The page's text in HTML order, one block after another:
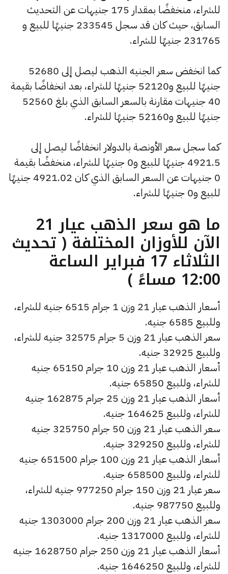
للشراء، منخفضًا بمقدار 175 جنيهات عن التحديث
السابق، حيث كان قد سجل 233545 جنيهًا للبيع و
231765 جنيهًا للشراء.
كما انخفض سعر الجنيه الذهب ليصل إلى 52680
جنيهًا للبيع و52120 جنيهًا للشراء، بعد انخفاضًا بقيمة
40 جنيهات مقارنة بالسعر السابق الذي بلغ 52560
جنيهًا للبيع و52160 جنيهًا للشراء.
كما سجل سعر الأونصة بالدولار انخفاضًا ليصل إلى
4921.5 جنيهًا للبيع و0 جنيهًا للشراء، منخفضًا بقيمة
0 جنيهات عن السعر السابق الذي كان 4921.02 جنيهًا
للبيع و0 جنيهًا للشراء.
ما هو سعر الذهب عيار 21
الآن للأوزان المختلفة ( تحديث
الثلاثاء 17 فبراير الساعة
12:00 مساءً )
أسعار الذهب عيار 21 وزن 1 جرام 6515 جنيه للشراء،
وللبيع 6585 جنيه.
سعر الذهب عيار 21 وزن 5 جرام 32575 جنيه للشراء،
وللبيع 32925 جنيه.
أسعار الذهب عيار 21 وزن 10 جرام 65150 جنيه
للشراء، وللبيع 65850 جنيه.
أسعار الذهب عيار 21 وزن 25 جرام 162875 جنيه
للشراء، وللبيع 164625 جنيه.
سعر الذهب عيار 21 وزن 50 جرام 325750 جنيه
للشراء، وللبيع 329250 جنيه.
أسعار الذهب عيار 21 وزن 100 جرام 651500 جنيه
للشراء، وللبيع 658500 جنيه.
سعر عيار 21 وزن 150 جرام 977250 جنيه للشراء،
وللبيع 987750 جنيه.
سعر الذهب عيار 21 وزن 200 جرام 1303000 جنيه
للشراء، وللبيع 1317000 جنيه.
أسعار الذهب عيار 21 وزن 250 جرام 1628750 جنيه
للشراء، وللبيع 1646250 جنيه.